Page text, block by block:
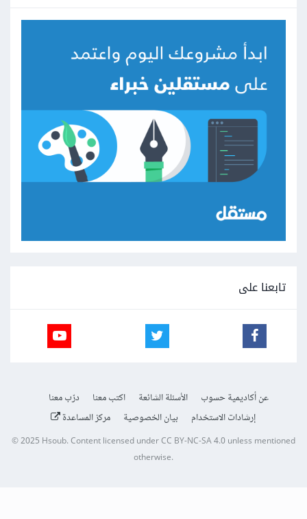
تابعنا على
عن أكاديمية حسوب الأسئلة الشائعة اكتب معنا
درّب معنا
إرشادات الاستخدام
بيان الخصوصية مركز المساعدة
© 2025 Hsoub.Content licensed underCC BY-NC-SA 4.0unless mentioned
otherwise.